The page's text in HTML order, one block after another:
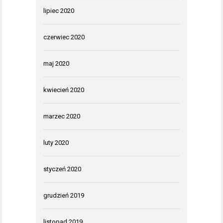
lipiec 2020
czerwiec 2020
maj 2020
kwiecień 2020
marzec 2020
luty 2020
styczeń 2020
grudzień 2019